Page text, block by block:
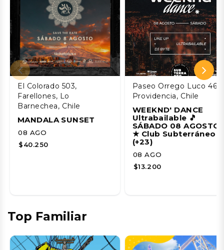
El Colorado 503,
Farellones, Lo
Barnechea, Chile
MANDALA SUNSET
08 AGO
$40.250
Paseo Orrego Luco 46,
Providencia, Chile
WEEKND' DANCE
Ultrabailable 🎵
SÁBADO 08 AGOSTO
★ Club Subterráneo
(+23)
08 AGO
$13.200
Top Familiar